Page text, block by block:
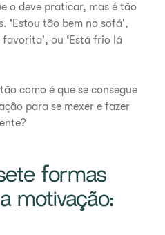
o deve praticar, mas é tão
'Estou tão bem no sofá',
favorita', ou ‘Está frio lá
como é que se consegue
para se mexer e fazer
formas
motivação: